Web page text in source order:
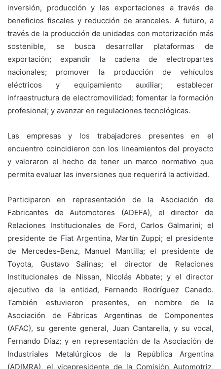
inversión, producción y las exportaciones a través de
beneficios fiscales y reducción de aranceles. A futuro, a
través de la producción de unidades con motorización más
sostenible, se busca desarrollar plataformas de
exportación; expandir la cadena de electropartes
nacionales; promover la producción de vehículos
eléctricos y equipamiento auxiliar; establecer
infraestructura de electromovilidad; fomentar la formación
profesional; y avanzar en regulaciones tecnológicas.
Las empresas y los trabajadores presentes en el
encuentro coincidieron con los lineamientos del proyecto
y valoraron el hecho de tener un marco normativo que
permita evaluar las inversiones que requerirá la actividad.
Participaron en representación de la Asociación de
Fabricantes de Automotores (ADEFA), el director de
Relaciones Institucionales de Ford, Carlos Galmarini; el
presidente de Fiat Argentina, Martín Zuppi; el presidente
de Mercedes-Benz, Manuel Mantilla; el presidente de
Toyota, Gustavo Salinas; el director de Relaciones
Institucionales de Nissan, Nicolás Abbate; y el director
ejecutivo de la entidad, Fernando Rodríguez Canedo.
También estuvieron presentes, en nombre de la
Asociación de Fábricas Argentinas de Componentes
(AFAC), su gerente general, Juan Cantarella, y su vocal,
Fernando Díaz; y en representación de la Asociación de
Industriales Metalúrgicos de la República Argentina
(ADIMRA), el vicepresidente de la Comisión Automotriz,